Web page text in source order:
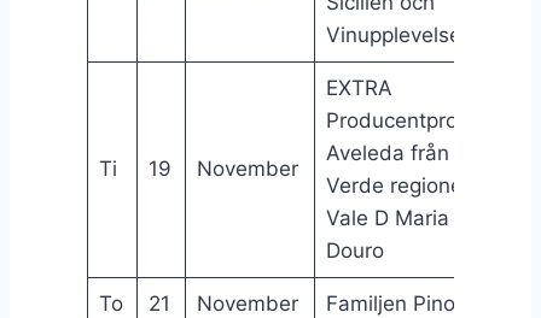
Vinupplevelser (17:00)
Ti 19 November
EXTRA
Producentprovning:
Aveleda från Vinho
Verde regionen och
Vale D Maria från
Douro
To 21 November Familjen Pinot